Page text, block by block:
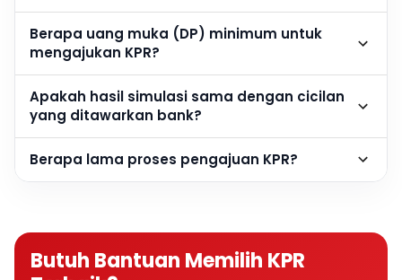
Berapa uang muka (DP) minimum untuk
mengajukan KPR?
Apakah hasil simulasi sama dengan cicilan
yang ditawarkan bank?
Berapa lama proses pengajuan KPR?
Butuh Bantuan Memilih KPR